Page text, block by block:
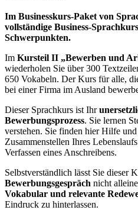
Im Businesskurs-Paket von
vollständige Business-
Schwerpunkten.
Im Kursteil II „Bewerben und
wiederholen Sie über 300
650 Vokabeln. Der Kurs für alle,
bei einer Firma im Ausland
Dieser Sprachkurs ist Ihr
Bewerbungsprozess. Sie lernen
verstehen. Sie finden hier Hilfe
Zusammenstellen Ihres
Verfassen eines Anschreibens.
Selbstverständlich lässt Sie dieser
Bewerbungsgespräch nicht
Vokabular und relevante
Eindruck zu hinterlassen.